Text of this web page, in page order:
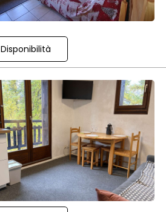
Disponibilità